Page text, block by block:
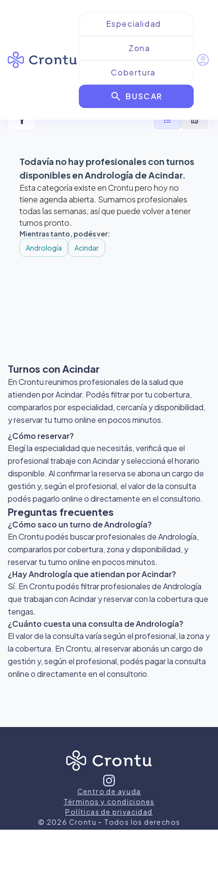
search BUSCAR
account_circle
Resultados paraAndrología
de Acindar
filter_alt format_list_bulleted map
Todavía no hay profesionales con turnos
disponibles enAndrología de Acindar.
Esta categoría existe en Crontu pero hoy no
tiene agenda abierta. Sumamos profesionales
todas las semanas, así que puede volver a tener
turnos pronto.
Mientras tanto, podés ver:
Andrología
Acindar
Turnos con Acindar
En Crontu reunimos profesionales de la salud que
atienden por Acindar. Podés filtrar por tu cobertura,
compararlos por especialidad, cercanía y disponibilidad,
y reservar tu turno online en pocos minutos.
¿Cómo reservar?
Elegí la especialidad que necesitás, verificá que el
profesional trabaje con Acindar y seleccioná el horario
disponible. Al confirmar la reserva se abona un cargo de
gestión y, según el profesional, el valor de la consulta
podés pagarlo online o directamente en el consultorio.
Preguntas frecuentes
¿Cómo saco un turno de Andrología?
En Crontu podés buscar profesionales de Andrología,
compararlos por cobertura, zona y disponibilidad, y
reservar tu turno online en pocos minutos.
¿Hay Andrología que atiendan por Acindar?
Sí. En Crontu podés filtrar profesionales de Andrología
que trabajan con Acindar y reservar con la cobertura que
tengas.
¿Cuánto cuesta una consulta de Andrología?
El valor de la consulta varía según el profesional, la zona y
la cobertura. En Crontu, al reservar abonás un cargo de
gestión y, según el profesional, podés pagar la consulta
online o directamente en el consultorio.
Centro de ayuda
Términos y condiciones
Políticas de privacidad
© 2026 Crontu – Todos los derechos
reservados